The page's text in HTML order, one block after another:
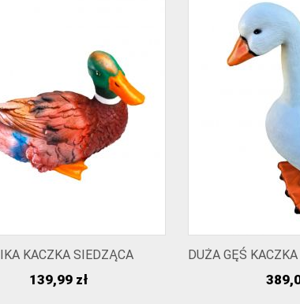
KACZKA SIEDZĄCA
Cena
139,99 zł
DUŻA GĘŚ
Cena